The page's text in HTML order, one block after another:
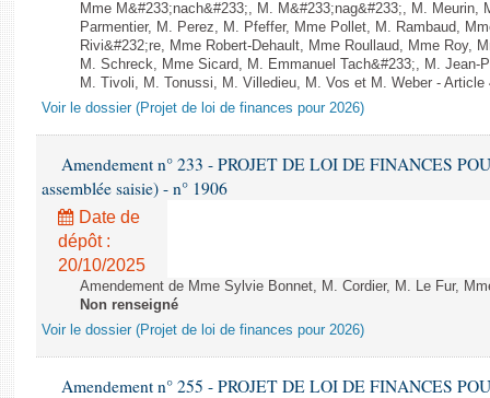
Mme M&#233;nach&#233;, M. M&#233;nag&#233;, M. Meurin,
Parmentier, M. Perez, M. Pfeffer, Mme Pollet, M. Rambaud,
Rivi&#232;re, Mme Robert-Dehault, Mme Roullaud, Mme Roy,
M. Schreck, Mme Sicard, M. Emmanuel Tach&#233;, M. Jean-
M. Tivoli, M. Tonussi, M. Villedieu, M. Vos et M. Weber -
Voir le dossier (Projet de loi de finances pour 2026)
Amendement n° 233 - PROJET DE LOI DE FINANCES
assemblée saisie) - n° 1906
Date de
dépôt :
20/10/2025
Amendement de Mme Sylvie Bonnet, M. Cordier, M. Le Fur,
Non renseigné
Voir le dossier (Projet de loi de finances pour 2026)
Amendement n° 255 - PROJET DE LOI DE FINANCES